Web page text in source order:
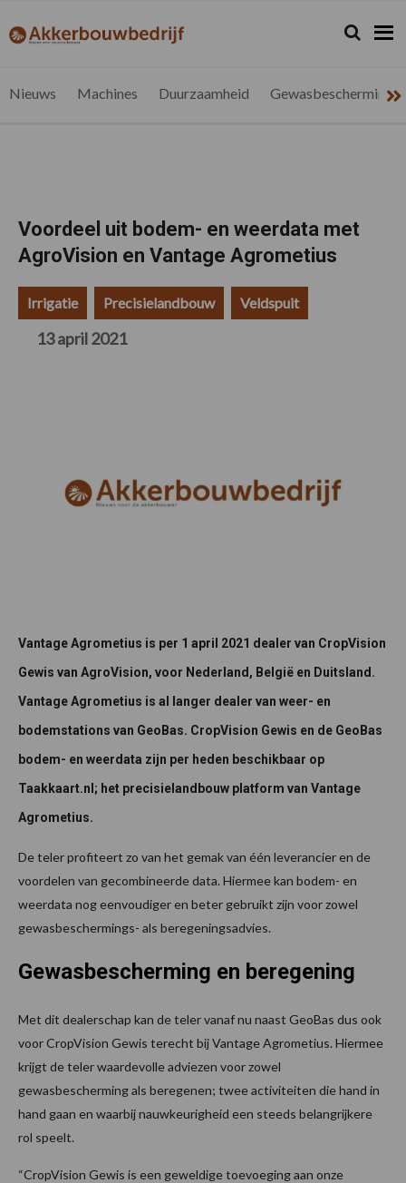
de
de
de
de
akkerbouwbedrijf.be
Nieuws
Zoeken...
Zoek
Nieuws Machines Duurzaamheid Gewasbescherming
Voordeel uit bodem- en weerdata met
AgroVision en Vantage Agrometius
Irrigatie Precisielandbouw Veldspuit
13 april 2021
Vantage Agrometius is per 1 april 2021 dealer van CropVision
Gewis van AgroVision, voor Nederland, België en Duitsland.
Vantage Agrometius is al langer dealer van weer- en
bodemstations van GeoBas. CropVision Gewis en de GeoBas
bodem- en weerdata zijn per heden beschikbaar op
Taakkaart.nl; het precisielandbouw platform van Vantage
Agrometius.
De teler profiteert zo van het gemak van één leverancier en de
voordelen van gecombineerde data. Hiermee kan bodem- en
weerdata nog eenvoudiger en beter gebruikt zijn voor zowel
gewasbeschermings- als beregeningsadvies.
Gewasbescherming en beregening
Met dit dealerschap kan de teler vanaf nu naast GeoBas dus ook
voor CropVision Gewis terecht bij Vantage Agrometius. Hiermee
krijgt de teler waardevolle adviezen voor zowel
gewasbescherming als beregenen; twee activiteiten die hand in
hand gaan en waarbij nauwkeurigheid een steeds belangrijkere
rol speelt.
“CropVision Gewis is een geweldige toevoeging aan onze